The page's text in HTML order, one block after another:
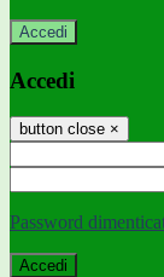
Accedi
Accedi
button close ×
Password